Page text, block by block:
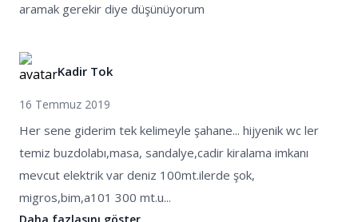
aramak gerekir diye düşünüyorum
Kadir Tok
16 Temmuz 2019
Her sene giderim tek kelimeyle şahane... hijyenik wc ler
temiz buzdolabı,masa, sandalye,cadir kiralama imkanı
mevcut elektrik var deniz 100mt.ilerde şok,
migros,bim,a101 300 mt.u...